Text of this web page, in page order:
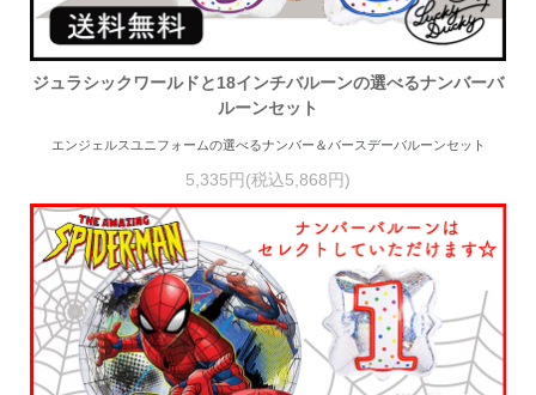
ジュラシックワールドと18インチバルーンの選べるナンバーバ
ルーンセット
エンジェルスユニフォームの選べるナンバー＆バースデーバルーンセット
5,335円(税込5,868円)